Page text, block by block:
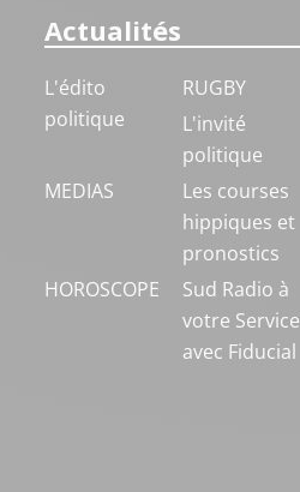
Actualités
L'édito
politique
RUGBY
L'invité
politique
MEDIAS
Les courses
hippiques et
pronostics
HOROSCOPE
Sud Radio à
votre Service
avec Fiducial